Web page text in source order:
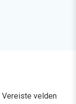
Vereiste velden